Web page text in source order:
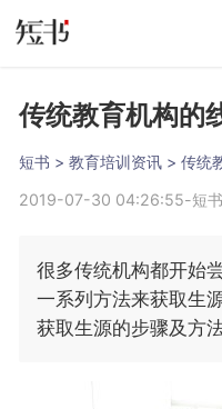
传统教育机构的
短书 > 教育培训资讯 >
2019-07-30 04:26:55-短书
很多传统机构都开始
一系列方法来获取生
获取生源的步骤及方